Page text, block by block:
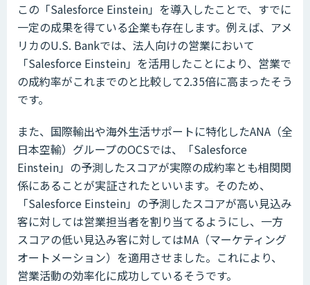
この「Salesforce Einstein」を導入したことで、すでに
一定の成果を得ている企業も存在します。例えば、アメ
リカのU.S. Bankでは、法人向けの営業において
「Salesforce Einstein」を活用したことにより、営業で
の成約率がこれまでのと比較して2.35倍に高まったそう
です。
また、国際輸出や海外生活サポートに特化したANA（全
日本空輸）グループのOCSでは、「Salesforce
Einstein」の予測したスコアが実際の成約率とも相関関
係にあることが実証されたといいます。そのため、
「Salesforce Einstein」の予測したスコアが高い見込み
客に対しては営業担当者を割り当てるようにし、一方
スコアの低い見込み客に対してはMA（マーケティング
オートメーション）を適用させました。これにより、
営業活動の効率化に成功しているそうです。